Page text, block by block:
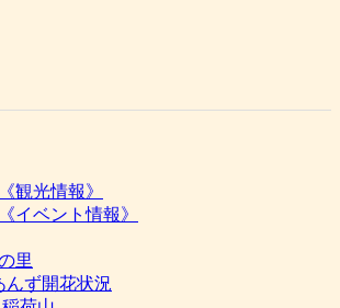
観光情報》
イベント情報》
里
んず開花状況